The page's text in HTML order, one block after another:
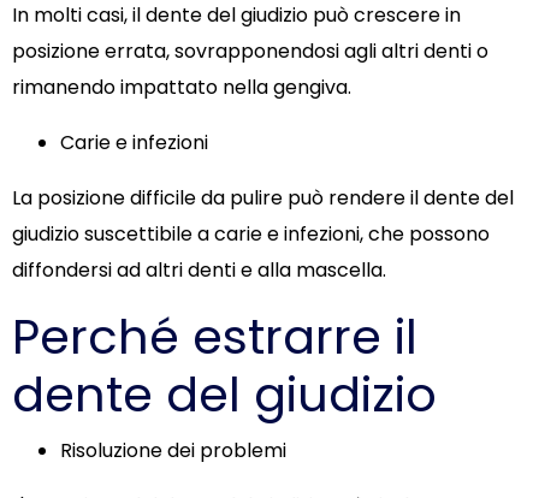
In molti casi, il dente del giudizio può crescere in
posizione errata, sovrapponendosi agli altri denti o
rimanendo impattato nella gengiva.
Carie e infezioni
La posizione difficile da pulire può rendere il dente del
giudizio suscettibile a carie e infezioni, che possono
diffondersi ad altri denti e alla mascella.
Perché estrarre il
dente del giudizio
Risoluzione dei problemi